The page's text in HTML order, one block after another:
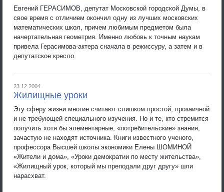
Евгений ГЕРАСИМОВ, депутат Московской городской Думы, в
свое время с отличием окончил одну из лучших московских
математических школ, причем любимым предметом была
начертательная геометрия. Именно любовь к точным наукам
привела Герасимова-актера сначала в режиссуру, а затем и в
депутатское кресло.
23.12.2004
Жилищные уроки
Эту сферу жизни многие считают слишком простой, прозаичной
и не требующей специального изучения. Но и те, кто стремится
получить хотя бы элементарные, «потребительские» знания,
зачастую не находят источника. Книги известного ученого,
профессора Высшей школы экономики Елены ШОМИНОЙ
«Жители и дома», «Уроки демократии по месту жительства»,
«Жилищный урок, который мы преподали друг другу» шли
нарасхват.